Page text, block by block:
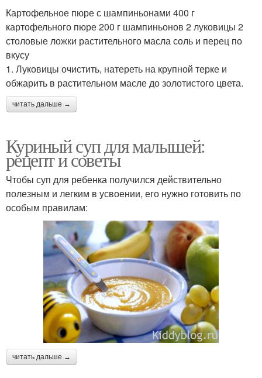
Картофельное пюре с шампиньонами 400 г
картофельного пюре 200 г шампиньонов 2 луковицы 2
столовые ложки растительного масла соль и перец по
вкусу
1. Луковицы очистить, натереть на крупной терке и
обжарить в растительном масле до золотистого цвета.
читать дальше →
Куриный суп для малышей:
рецепт и советы
Чтобы суп для ребенка получился действительно
полезным и легким в усвоении, его нужно готовить по
особым правилам:
читать дальше →